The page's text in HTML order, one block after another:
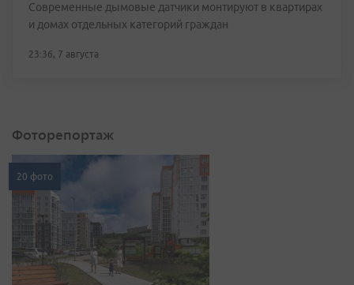
Современные дымовые датчики монтируют в квартирах
и домах отдельных категорий граждан
23:36, 7 августа
Фоторепортаж
20 фото